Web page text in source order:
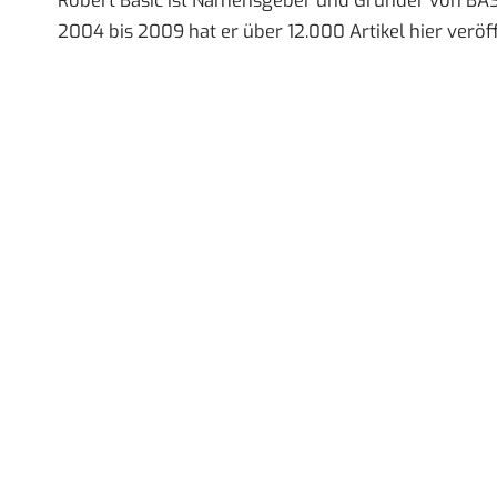
2004 bis 2009 hat er über 12.000 Artikel hier